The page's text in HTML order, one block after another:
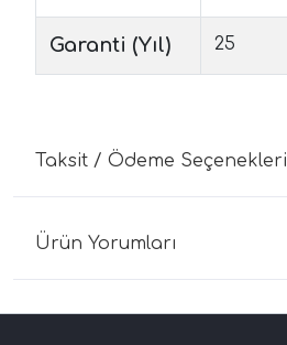
Garanti (Yıl) 25
Taksit / Ödeme Seçenekleri
Ürün Yorumları